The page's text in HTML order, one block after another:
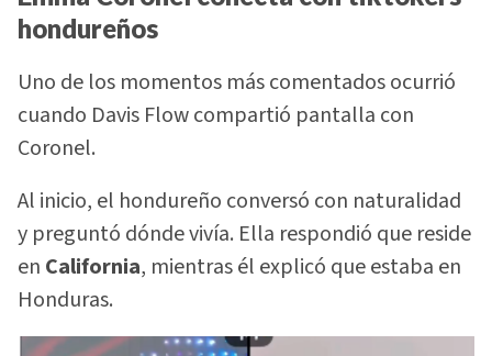
hondureños
Uno de los momentos más comentados ocurrió
cuando Davis Flow compartió pantalla con
Coronel.
Al inicio, el hondureño conversó con naturalidad
y preguntó dónde vivía. Ella respondió que reside
en California, mientras él explicó que estaba en
Honduras.